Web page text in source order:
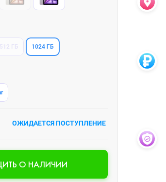
1024 ГБ
ОЖИДАЕТСЯ ПОСТУПЛЕНИЕ
О НАЛИЧИИ